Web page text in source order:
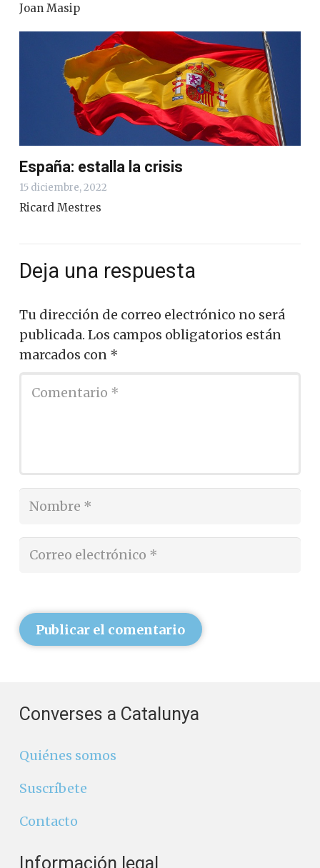
Joan Masip
España: estalla la crisis
15 diciembre, 2022
Ricard Mestres
Deja una respuesta
Tu dirección de correo electrónico no será
publicada. Los campos obligatorios están
marcados con *
Publicar el comentario
Converses a Catalunya
Quiénes somos
Suscríbete
Contacto
Información legal